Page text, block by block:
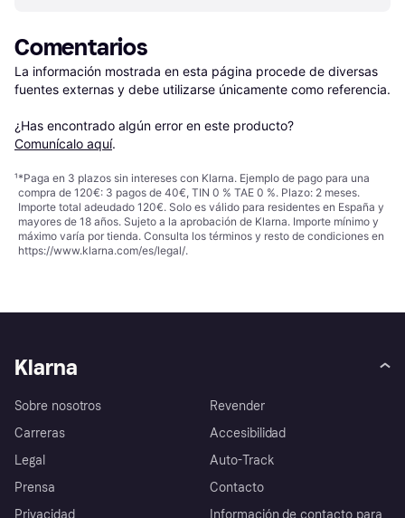
Comentarios
La información mostrada en esta página procede de diversas
fuentes externas y debe utilizarse únicamente como referencia.
¿Has encontrado algún error en este producto?
Comunícalo aquí.
¹*Paga en 3 plazos sin intereses con Klarna. Ejemplo de pago para una
compra de 120€: 3 pagos de 40€, TIN 0 % TAE 0 %. Plazo: 2 meses.
Importe total adeudado 120€. Solo es válido para residentes en España y
mayores de 18 años. Sujeto a la aprobación de Klarna. Importe mínimo y
máximo varía por tienda. Consulta los términos y resto de condiciones en
https://www.klarna.com/es/legal/.
Klarna
Sobre nosotros
Carreras
Legal
Prensa
Revender
Accesibilidad
Auto-Track
Contacto